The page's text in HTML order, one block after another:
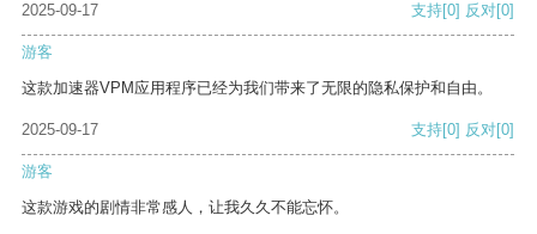
2025-09-17
支持[0] 反对[0]
游客
这款加速器VPM应用程序已经为我们带来了无限的隐私保护和自由。
2025-09-17 支持[0] 反对[0]
游客
这款游戏的剧情非常感人，让我久久不能忘怀。